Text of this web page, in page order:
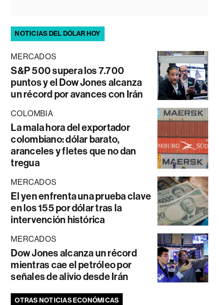
NOTICIAS DEL DÓLAR HOY
MERCADOS
S&P 500 supera los 7.700
puntos y el Dow Jones alcanza
un récord por avances con Irán
COLOMBIA
La mala hora del exportador
colombiano: dólar barato,
aranceles y fletes que no dan
tregua
MERCADOS
El yen enfrenta una prueba clave
en los 155 por dólar tras la
intervención histórica
MERCADOS
Dow Jones alcanza un récord
mientras cae el petróleo por
señales de alivio desde Irán
OTRAS NOTICIAS ECONÓMICAS